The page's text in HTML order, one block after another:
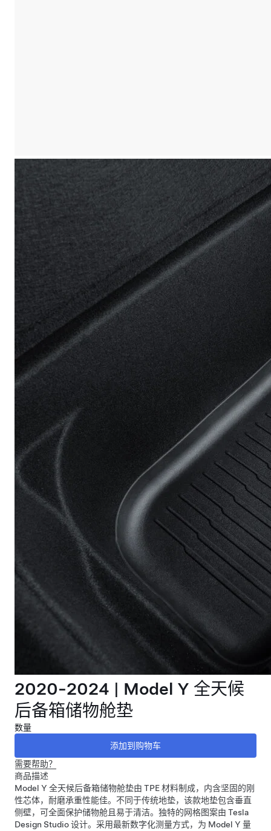
2020-2024 | Model Y 全天候
后备箱储物舱垫
数量
需要帮助？
商品描述
Model Y 全天候后备箱储物舱垫由 TPE 材料制成，内含坚固的刚
性芯体，耐磨承重性能佳。不同于传统地垫，该款地垫包含垂直
侧壁，可全面保护储物舱且易于清洁。独特的网格图案由 Tesla
Design Studio 设计。采用最新数字化测量方式，为 Model Y 量